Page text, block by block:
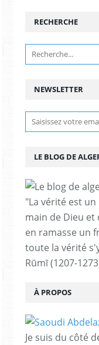
NEWSLETTER
RECHERCHE
LE BLOG DE
"La vérité est
main de Dieu et
en ramasse un
toute la vérité
Rūmī (1207-
À PROPOS
Je suis du côté